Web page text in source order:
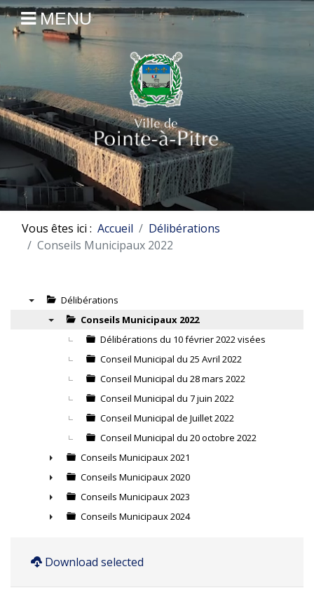
MENU
Vous êtes ici : Accueil
Délibérations
Conseils Municipaux 2022
Délibérations
Conseils Municipaux 2022
Délibérations du 10 février 2022 visées
Conseil Municipal du 25 Avril 2022
Conseil Municipal du 28 mars 2022
Conseil Municipal du 7 juin 2022
Conseil Municipal de Juillet 2022
Conseil Municipal du 20 octobre 2022
►
Conseils Municipaux 2021
►
Conseils Municipaux 2020
►
Conseils Municipaux 2023
Conseils Municipaux 2024
Download selected